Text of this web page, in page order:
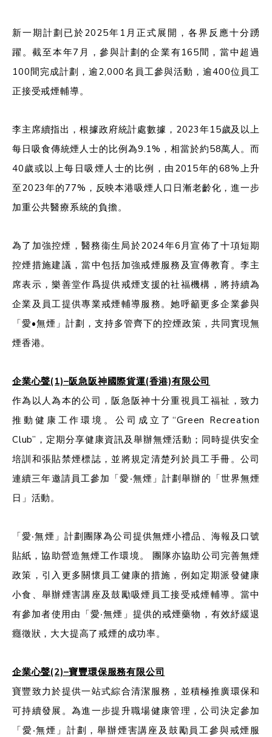
新一期計劃已於2025年1月正式展開，各界反應十分踴
躍。截至本年7月，參與計劃的企業有165間，當中超過
100間完成計劃，逾2,000名員工參與活動，逾400位員工
正接受戒煙輔導。
李主席續指出，根據政府統計處數據，2023年15歲及以上
每日吸食傳統煙人士的比例為9.1%，相當於約58萬人。而
40歲或以上每日吸煙人士的比例，由2015年的68%上升
至2023年的77%，反映本港吸煙人口日漸老齡化，進一步
加重公共醫療系統的負擔。
為了加強控煙，醫務衞生局於2024年6月宣佈了十項短期
控煙措施建議，當中包括加強戒煙服務及宣傳教育。李主
席表示，樂善堂作爲提供戒煙支援的社福機構，將持續為
企業及員工提供專業戒煙輔導服務。她呼籲更多企業參與
「愛•無煙」計劃，支持多管齊下的控煙政策，共同實現無
煙香港。
企業心聲(1)–阪急阪神國際貨運(香港)有限公司
作為以人為本的公司，阪急阪神十分重視員工福祉，致力
推動健康工作環境。公司成立了“Green Recreation
Club”，定期分享健康資訊及舉辦無煙活動；同時提供安全
培訓和張貼禁煙標誌，並將規定清楚列於員工手冊。公司
連續三年邀請員工參加「愛‧無煙」計劃舉辦的「世界無煙
日」活動。
「愛‧無煙」計劃團隊為公司提供無煙小禮品、海報及口號
貼紙，協助營造無煙工作環境。 團隊亦協助公司完善無煙
政策，引入更多關懷員工健康的措施，例如定期派發健康
小食、舉辦煙害講座及鼓勵吸煙員工接受戒煙輔導。當中
有參加者使用由「愛‧無煙」提供的戒煙藥物，有效紓緩退
癮徵狀，大大提高了戒煙的成功率。
企業心聲(2)–寶豐環保服務有限公司
寶豐致力於提供一站式綜合清潔服務，並積極推廣環保和
可持續發展。為進一步提升職場健康管理，公司決定參加
「愛‧無煙」計劃，舉辦煙害講座及鼓勵員工參與戒煙服